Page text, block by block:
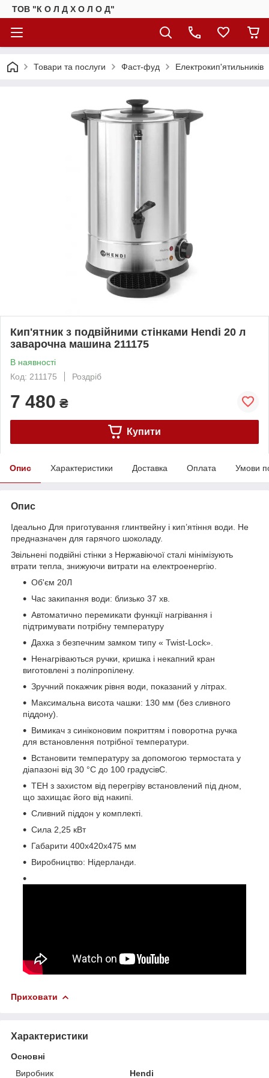
ТОВ "К О Л Д Х О Л О Д"
Товари та послуги Фаст-фуд Електрокип'ятильників
Кип'ятник з подвійними стінками Hendi 20 л
заварочна машина 211175
В наявності
Код: 211175
Роздріб
7 480 ₴
Купити
Опис Характеристики Доставка Оплата Умови
Опис
Ідеально Для приготування глинтвейну і кип’ятіння води. Не
предназначен для гарячого шоколаду.
Звільнені подвійні стінки з Нержавіючої сталі мінімізують
втрати тепла, знижуючи витрати на електроенергію.
Об'єм 20Л
Час закипання води: близько 37 хв.
Автоматично перемикати функції нагрівання і
підтримувати потрібну температуру
Дахка з безпечним замком типу « Twist-Lock».
Ненагріваються ручки, кришка і некапний кран
виготовлені з поліпропілену.
Зручний покажчик рівня води, показаний у літрах.
Максимальна висота чашки: 130 мм (без сливного
піддону).
Вимикач з синіконовим покриттям і поворотна ручка
для встановлення потрібної температури.
Встановити температуру за допомогою термостата у
діапазоні від 30 °C до 100 градусівC.
ТЕН з захистом від перегріву встановлений під дном,
що захищає його від накипі.
Сливний піддон у комплекті.
Сила 2,25 кВт
Габарити 400x420x475 мм
Виробництво: Нідерланди.
Приховати
Характеристики
Основні
Виробник
Hendi